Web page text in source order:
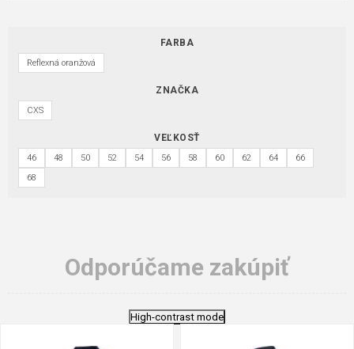
FARBA
Reflexná oranžová
ZNAČKA
CXS
VEĽKOSŤ
46 48 50 52 54 56 58 60 62 64
66
68
Odporúčame zakúpiť
High-contrast mode